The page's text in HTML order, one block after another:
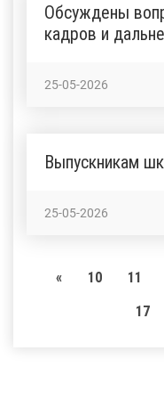
Обсуждены
кадров и
25-05-2026
Выпускникам
25-05-2026
« 10 11
17